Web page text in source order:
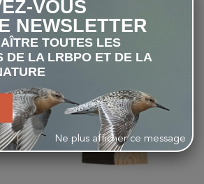
favorite_border
VOUS
NEWSLETTER
TOUTES LES
DE LA LRBPO ET DE LA
Ne plus afficher ce message